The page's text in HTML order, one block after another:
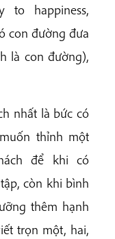
to happiness,
con đường đưa
là con đường),
nhất là bức có
thỉnh một
để khi có
còn khi bình
thêm hạnh
trọn một, hai,